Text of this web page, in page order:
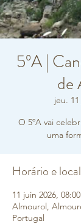
5ºA |
de
jeu.
O 5ºA vai
uma
Horário e local
11 juin 2026,
Almourol,
Portugal